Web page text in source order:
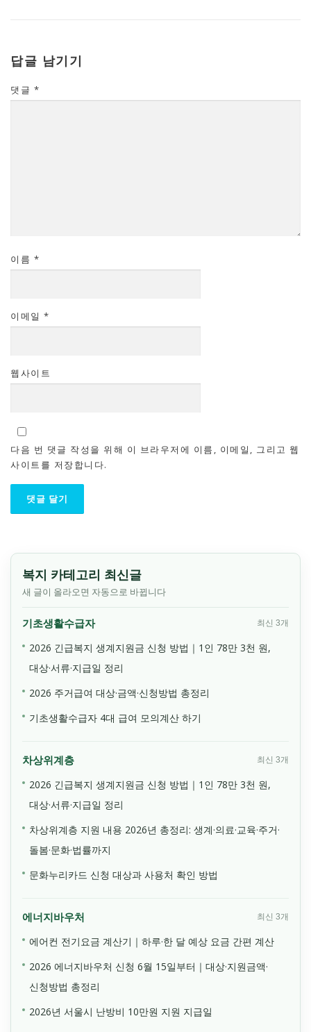
답글 남기기
댓글 *
이름 *
이메일 *
웹사이트
다음 번 댓글 작성을 위해 이 브라우저에 이름, 이메일, 그리고 웹
사이트를 저장합니다.
복지 카테고리 최신글
새 글이 올라오면 자동으로 바뀝니다
기초생활수급자 최신 3개
2026 긴급복지 생계지원금 신청 방법｜1인 78만 3천 원,
대상·서류·지급일 정리
2026 주거급여 대상·금액·신청방법 총정리
기초생활수급자 4대 급여 모의계산 하기
차상위계층 최신 3개
2026 긴급복지 생계지원금 신청 방법｜1인 78만 3천 원,
대상·서류·지급일 정리
차상위계층 지원 내용 2026년 총정리: 생계·의료·교육·주거·
돌봄·문화·법률까지
문화누리카드 신청 대상과 사용처 확인 방법
에너지바우처 최신 3개
에어컨 전기요금 계산기｜하루·한 달 예상 요금 간편 계산
2026 에너지바우처 신청 6월 15일부터｜대상·지원금액·
신청방법 총정리
2026년 서울시 난방비 10만원 지원 지급일